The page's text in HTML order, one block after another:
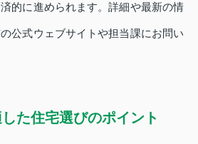
的に進められます。詳細や最新の情
公式ウェブサイトや担当課にお問い
た住宅選びのポイント